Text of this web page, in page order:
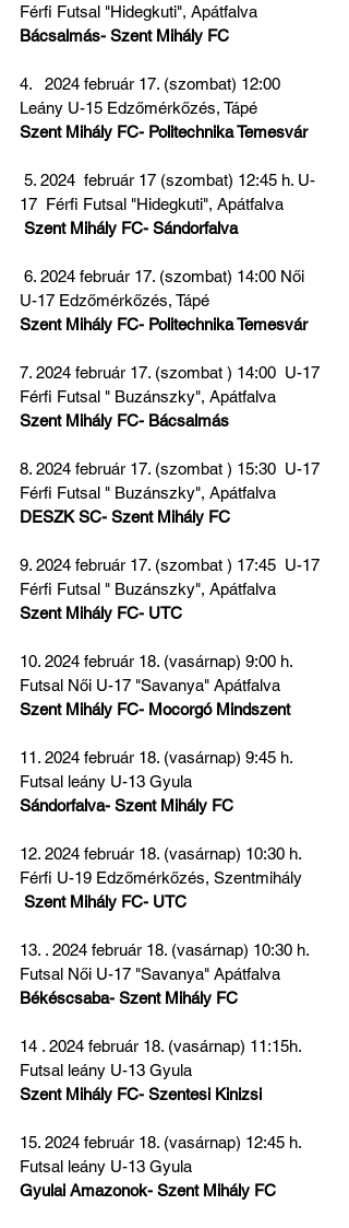
Férfi Futsal "Hidegkuti", Apátfalva
Bácsalmás- Szent Mihály FC
4.   2024 február 17. (szombat) 12:00
Leány U-15 Edzőmérkőzés, Tápé
Szent Mihály FC- Politechnika Temesvár
17  Férfi Futsal "Hidegkuti", Apátfalva
Szent Mihály FC- Sándorfalva
U-17 Edzőmérkőzés, Tápé
Szent Mihály FC- Politechnika Temesvár
7. 2024 február 17. (szombat ) 14:00  U-17
Férfi Futsal " Buzánszky", Apátfalva
Szent Mihály FC- Bácsalmás
8. 2024 február 17. (szombat ) 15:30  U-17
Férfi Futsal " Buzánszky", Apátfalva
DESZK SC- Szent Mihály FC
9. 2024 február 17. (szombat ) 17:45  U-17
Férfi Futsal " Buzánszky", Apátfalva
Szent Mihály FC- UTC
10. 2024 február 18. (vasárnap) 9:00 h.
Futsal Női U-17 "Savanya" Apátfalva
Szent Mihály FC- Mocorgó Mindszent
11. 2024 február 18. (vasárnap) 9:45 h.
Futsal leány U-13 Gyula
Sándorfalva- Szent Mihály FC
12. 2024 február 18. (vasárnap) 10:30 h.
Férfi U-19 Edzőmérkőzés, Szentmihály
Szent Mihály FC- UTC
13. . 2024 február 18. (vasárnap) 10:30 h.
Futsal Női U-17 "Savanya" Apátfalva
Békéscsaba- Szent Mihály FC
14 . 2024 február 18. (vasárnap) 11:15h.
Futsal leány U-13 Gyula
Szent Mihály FC- Szentesi Kinizsi
15. 2024 február 18. (vasárnap) 12:45 h.
Futsal leány U-13 Gyula
Gyulai Amazonok- Szent Mihály FC